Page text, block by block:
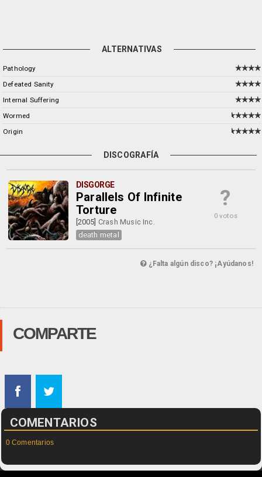
ALTERNATIVAS
Pathology
Defeated Sanity
Internal Suffering
Wormed
Origin
DISCOGRAFÍA
DISGORGE
Parallels Of Infinite
Torture
[2005] Crash Music Inc.
death metal
?
0 votos
¿Falta algún disco? ¡Ayúdanos!
COMPARTE
COMENTARIOS
0 Comentarios